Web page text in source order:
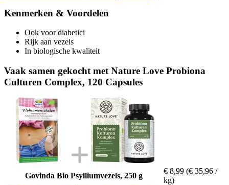
Kenmerken & Voordelen
Ook voor diabetici
Rijk aan vezels
In biologische kwaliteit
Vaak samen gekocht met Nature Love Probiona
Culturen Complex, 120 Capsules
Govinda Bio Psylliumvezels, 250 g
€ 8,99 (€ 35,96 /
kg)